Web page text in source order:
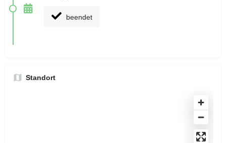
beendet
Standort